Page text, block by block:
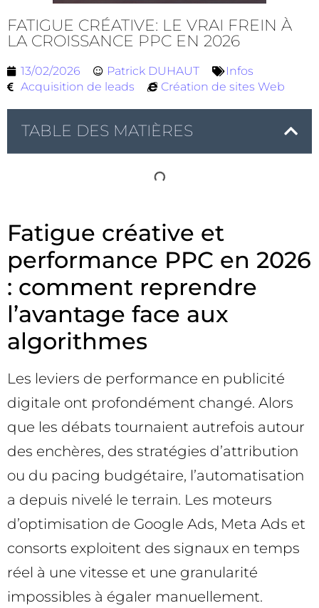
FATIGUE CRÉATIVE: LE VRAI FREIN À
LA CROISSANCE PPC EN 2026
13/02/2026 Patrick DUHAUT
Infos
Acquisition de leads
Création de sites Web
TABLE DES MATIÈRES
Fatigue créative et
performance PPC en 2026
: comment reprendre
l’avantage face aux
algorithmes
Les leviers de performance en publicité
digitale ont profondément changé. Alors
que les débats tournaient autrefois autour
des enchères, des stratégies d’attribution
ou du pacing budgétaire, l’automatisation
a depuis nivelé le terrain. Les moteurs
d’optimisation de Google Ads, Meta Ads et
consorts exploitent des signaux en temps
réel à une vitesse et une granularité
impossibles à égaler manuellement.